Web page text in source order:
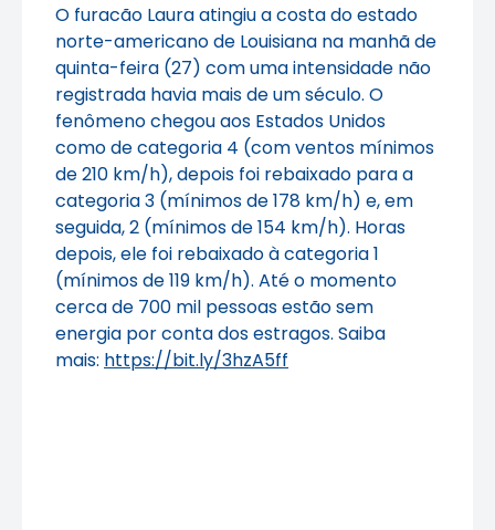
O furacão Laura atingiu a costa do estado
norte-americano de Louisiana na manhã de
quinta-feira (27) com uma intensidade não
registrada havia mais de um século. O
fenômeno chegou aos Estados Unidos
como de categoria 4 (com ventos mínimos
de 210 km/h), depois foi rebaixado para a
categoria 3 (mínimos de 178 km/h) e, em
seguida, 2 (mínimos de 154 km/h). Horas
depois, ele foi rebaixado à categoria 1
(mínimos de 119 km/h). Até o momento
cerca de 700 mil pessoas estão sem
energia por conta dos estragos. Saiba
mais: https://bit.ly/3hzA5ff